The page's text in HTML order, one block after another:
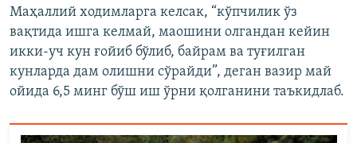
Маҳаллий ходимларга келсак, “кўпчилик ўз
вақтида ишга келмай, маошини олгандан кейин
икки-уч кун ғойиб бўлиб, байрам ва туғилган
кунларда дам олишни сўрайди”, деган вазир май
ойида 6,5 минг бўш иш ўрни қолганини таъкидлаб.